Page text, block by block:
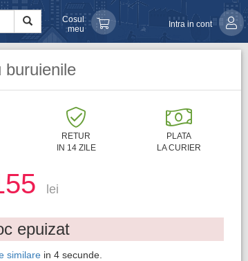
Cosul
meu
Intra in cont
buruienile
RETUR
IN 14 ZILE
PLATA
LA CURIER
lei
epuizat
similare in 2secunde.